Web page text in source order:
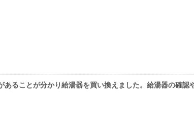
ることが分かり給湯器を買い換えました。給湯器の確認